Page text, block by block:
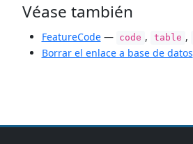
Véase también
FeatureCode— code , table ,
Borrar el enlace a base de datos